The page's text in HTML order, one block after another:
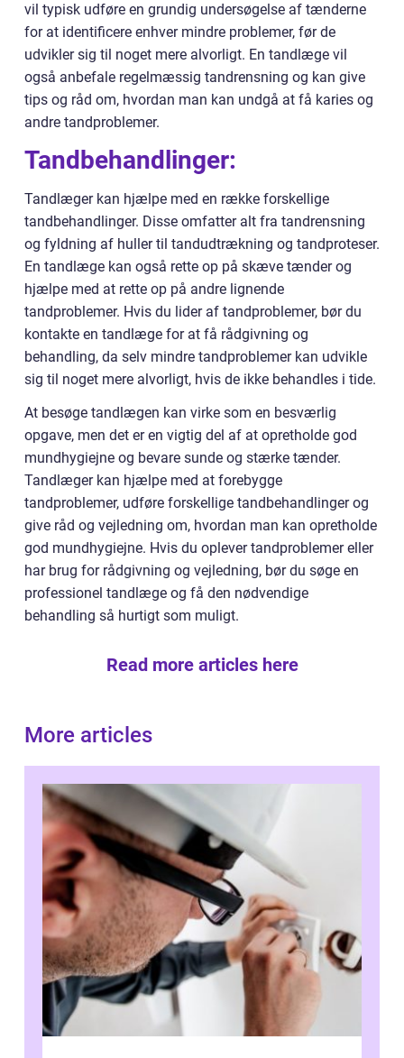
vil typisk udføre en grundig undersøgelse af tænderne
for at identificere enhver mindre problemer, før de
udvikler sig til noget mere alvorligt. En tandlæge vil
også anbefale regelmæssig tandrensning og kan give
tips og råd om, hvordan man kan undgå at få karies og
andre tandproblemer.
Tandbehandlinger:
Tandlæger kan hjælpe med en række forskellige
tandbehandlinger. Disse omfatter alt fra tandrensning
og fyldning af huller til tandudtrækning og tandproteser.
En tandlæge kan også rette op på skæve tænder og
hjælpe med at rette op på andre lignende
tandproblemer. Hvis du lider af tandproblemer, bør du
kontakte en tandlæge for at få rådgivning og
behandling, da selv mindre tandproblemer kan udvikle
sig til noget mere alvorligt, hvis de ikke behandles i tide.
At besøge tandlægen kan virke som en besværlig
opgave, men det er en vigtig del af at opretholde god
mundhygiejne og bevare sunde og stærke tænder.
Tandlæger kan hjælpe med at forebygge
tandproblemer, udføre forskellige tandbehandlinger og
give råd og vejledning om, hvordan man kan opretholde
god mundhygiejne. Hvis du oplever tandproblemer eller
har brug for rådgivning og vejledning, bør du søge en
professionel tandlæge og få den nødvendige
behandling så hurtigt som muligt.
Read more articles here
More articles